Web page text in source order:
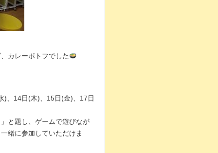
カレーポトフでした
)、14日(木)、15日(金)、17日
と題し、ゲームで遊びなが
緒に参加していただけま